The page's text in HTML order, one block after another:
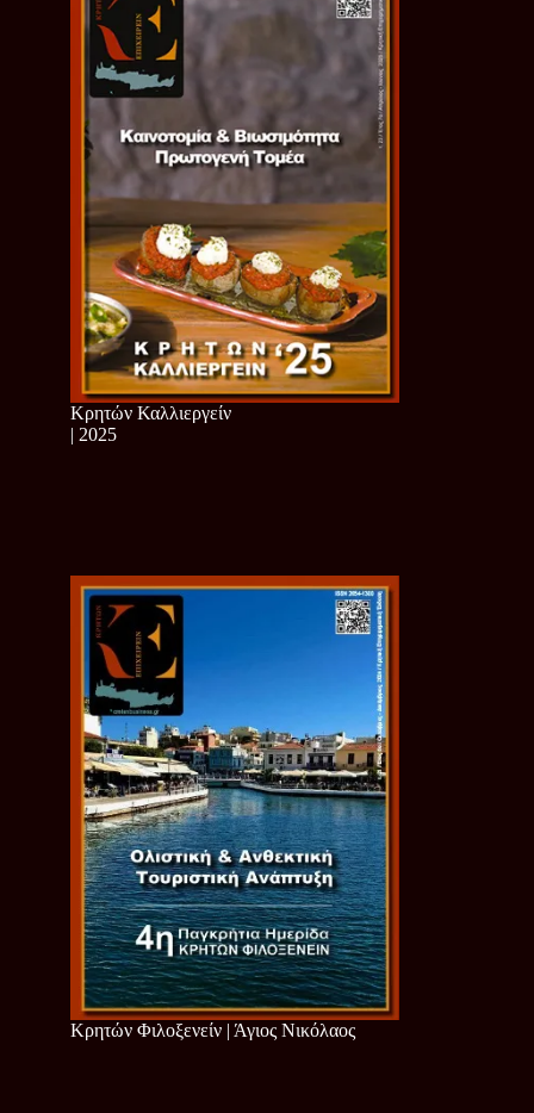
Κρητών Καλλιεργείν
| 2025
Κρητών Φιλοξενείν | Άγιος Νικόλαος